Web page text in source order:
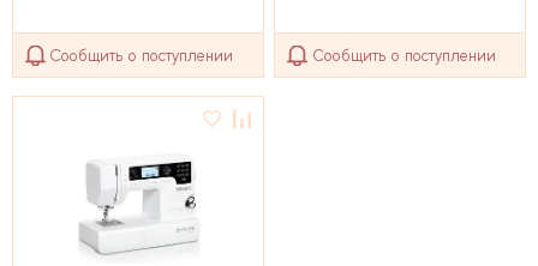
Сообщить о поступлении Сообщить о поступлении